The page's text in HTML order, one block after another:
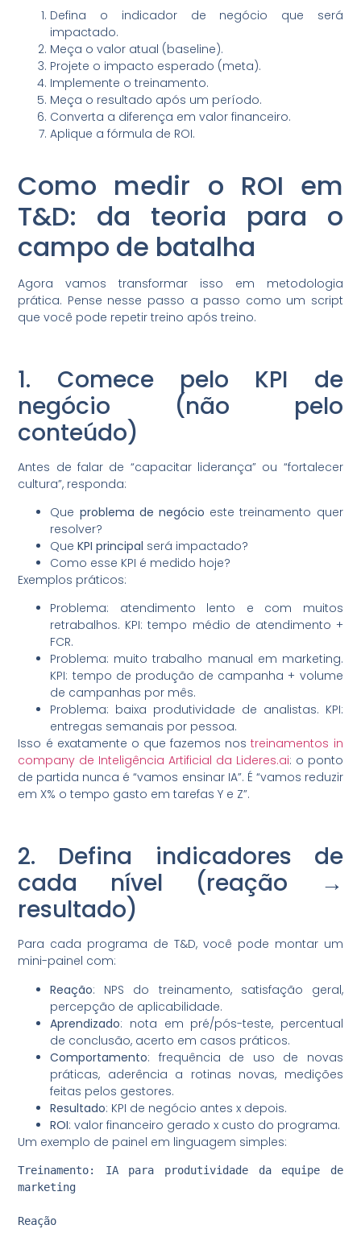
Defina o indicador de negócio que será
impactado.
Meça o valor atual (baseline).
Projete o impacto esperado (meta).
Implemente o treinamento.
Meça o resultado após um período.
Converta a diferença em valor financeiro.
Aplique a fórmula de ROI.
Como medir o ROI em
T&D: da teoria para o
campo de batalha
Agora vamos transformar isso em metodologia
prática. Pense nesse passo a passo como um script
que você pode repetir treino após treino.
1. Comece pelo KPI de
negócio (não pelo
conteúdo)
Antes de falar de “capacitar liderança” ou “fortalecer
cultura”, responda:
Que problema de negócio este treinamento quer
resolver?
QueKPI principal será impactado?
Como esse KPI é medido hoje?
Exemplos práticos:
Problema: atendimento lento e com muitos
retrabalhos. KPI: tempo médio de atendimento +
FCR.
Problema: muito trabalho manual em marketing.
KPI: tempo de produção de campanha + volume
de campanhas por mês.
Problema: baixa produtividade de analistas. KPI:
entregas semanais por pessoa.
Isso é exatamente o que fazemos nostreinamentos in
company de Inteligência Artificial da Lideres.ai: o ponto
de partida nunca é “vamos ensinar IA”. É “vamos reduzir
em X% o tempo gasto em tarefas Y e Z”.
2. Defina indicadores de
cada nível (reação →
resultado)
Para cada programa de T&D, você pode montar um
mini-painel com:
Reação: NPS do treinamento, satisfação geral,
percepção de aplicabilidade.
Aprendizado: nota em pré/pós-teste, percentual
de conclusão, acerto em casos práticos.
Comportamento: frequência de uso de novas
práticas, aderência a rotinas novas, medições
feitas pelos gestores.
Resultado: KPI de negócio antes x depois.
ROI: valor financeiro gerado x custo do programa.
Um exemplo de painel em linguagem simples:
Treinamento: IA para produtividade da equipe de
marketing
Reação